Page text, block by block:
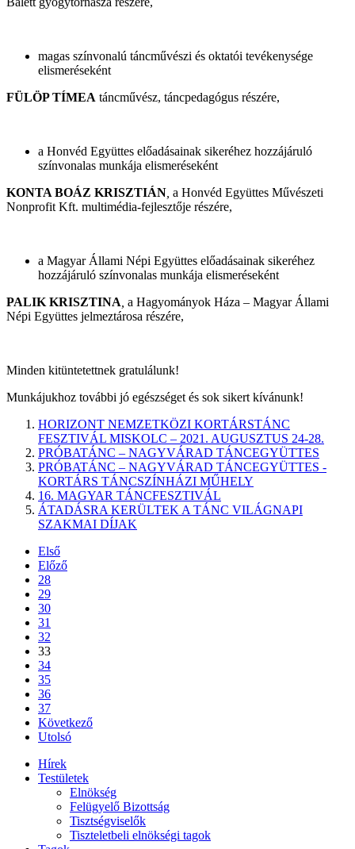
magas színvonalú táncművészi és oktatói tevékenysége
elismeréseként
FÜLÖP TÍMEA táncművész, táncpedagógus részére,
a Honvéd Együttes előadásainak sikeréhez hozzájáruló
színvonalas munkája elismeréseként
KONTA BOÁZ KRISZTIÁN, a Honvéd Együttes Művészeti
Nonprofit Kft. multimédia-fejlesztője részére,
a Magyar Állami Népi Együttes előadásainak sikeréhez
hozzájáruló színvonalas munkája elismeréseként
PALIK KRISZTINA, a Hagyományok Háza – Magyar Állami
Népi Együttes jelmeztárosa részére,
Minden kitüntetettnek gratulálunk!
Munkájukhoz további jó egészséget és sok sikert kívánunk!
HORIZONT NEMZETKÖZI KORTÁRSTÁNC
FESZTIVÁL MISKOLC – 2021. AUGUSZTUS 24-28.
PRÓBATÁNC – NAGYVÁRAD TÁNCEGYÜTTES
PRÓBATÁNC – NAGYVÁRAD TÁNCEGYÜTTES -
KORTÁRS TÁNCSZÍNHÁZI MŰHELY
16. MAGYAR TÁNCFESZTIVÁL
ÁTADÁSRA KERÜLTEK A TÁNC VILÁGNAPI
SZAKMAI DÍJAK
Első
Előző
28
29
30
31
32
33
34
35
36
37
Következő
Utolsó
Hírek
Testületek
Elnökség
Felügyelő Bizottság
Tisztségviselők
Tiszteletbeli elnökségi tagok